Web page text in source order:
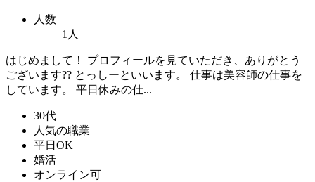
人数
1人
はじめまして！ プロフィールを見ていただき、ありがとう
ございます?? とっしーといいます。 仕事は美容師の仕事を
しています。 平日休みの仕...
30代
人気の職業
平日OK
婚活
オンライン可